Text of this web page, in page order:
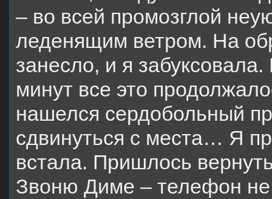
– во всей промозглой
леденящим ветром. На
занесло, и я
минут все это
нашелся сердобольный
сдвинуться с места… Я
встала. Пришлось
Звоню Диме – телефон не